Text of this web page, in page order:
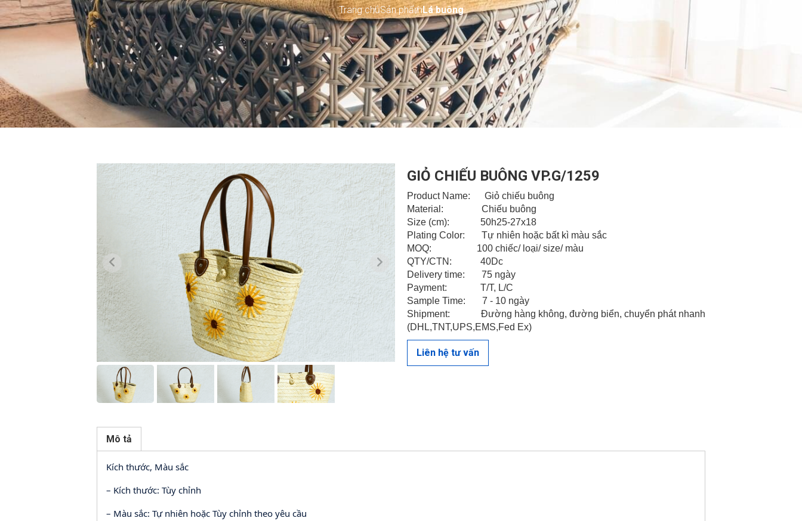
Trang chủSản phẩmLá buông
GIỎ CHIẾU BUÔNG VP.G/1259
Product Name: Giỏ chiếu buông
Material: Chiếu buông
Size (cm): 50h25-27x18
Plating Color: Tự nhiên hoặc bất kì màu sắc
MOQ: 100 chiếc/ loại/ size/ màu
QTY/CTN: 40Dc
Delivery time: 75 ngày
Payment: T/T, L/C
Sample Time: 7 - 10 ngày
Shipment: Đường hàng không, đường biển, chuyển phát nhanh
(DHL,TNT,UPS,EMS,Fed Ex)
Liên hệ tư vấn
Mô tả
Kích thước, Màu sắc
– Kích thước: Tùy chỉnh
– Màu sắc: Tự nhiên hoặc Tùy chỉnh theo yêu cầu